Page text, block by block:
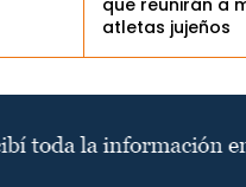
que reunirán a
atletas jujeños